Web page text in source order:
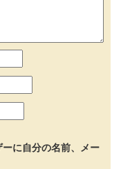
に自分の名前、メー